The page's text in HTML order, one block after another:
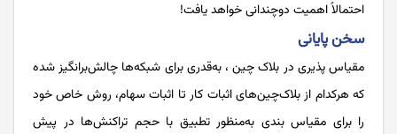
احتمالاً اهمیت دوچندانی خواهد یافت!
سخن پایانی
مقیاس پذیری در بلاک چین ، به‌قدری برای شبکه‌ها چالش‌برانگیز شده
که هرکدام از بلاک‌چین‌های اثبات کار تا اثبات سهام، روش خاص خود
را برای مقیاس بندی به‌منظور تطبیق با حجم تراکنش‌ها در پیش